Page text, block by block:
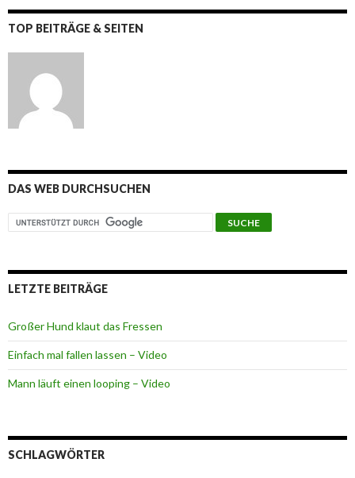
TOP BEITRÄGE & SEITEN
DAS WEB DURCHSUCHEN
LETZTE BEITRÄGE
Großer Hund klaut das Fressen
Einfach mal fallen lassen – Video
Mann läuft einen looping – Video
SCHLAGWÖRTER